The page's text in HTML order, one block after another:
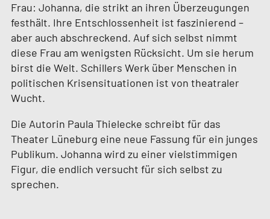
Frau: Johanna, die strikt an ihren Überzeugungen
festhält. Ihre Entschlossenheit ist faszinierend –
aber auch abschreckend. Auf sich selbst nimmt
diese Frau am wenigsten Rücksicht. Um sie herum
birst die Welt. Schillers Werk über Menschen in
politischen Krisensituationen ist von theatraler
Wucht.
Die Autorin Paula Thielecke schreibt für das
Theater Lüneburg eine neue Fassung für ein junges
Publikum. Johanna wird zu einer vielstimmigen
Figur, die endlich versucht für sich selbst zu
sprechen.